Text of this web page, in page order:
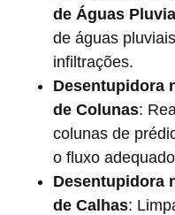
de Águas
de águas
infiltrações.
Desentupidora
de Colunas:
colunas de
o fluxo
Desentupidora
de Calhas: